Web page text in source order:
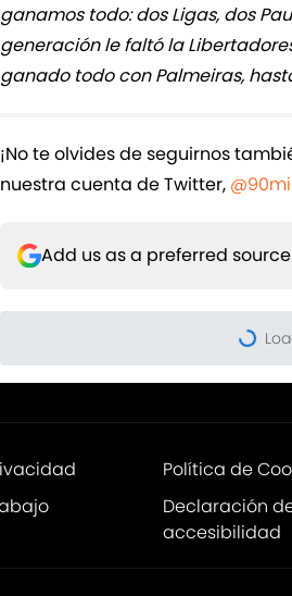
ganamos todo: dos Ligas, dos
generación le faltó la
ganado todo con Palmeiras,
¡No te olvides de seguirnos
nuestra cuenta de Twitter,
Add us as a preferred
accesibilidad